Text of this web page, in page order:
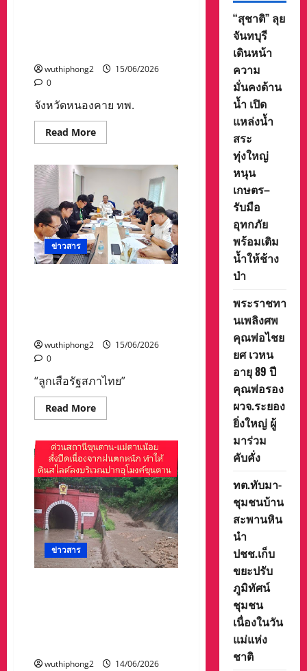
wuthiphong2
15/06/2026
0
จังหวัดหนองคาย ทพ.
Read MoreRead
more
หนองคาย
าการ
ยึด
ยาบ้า
พยายาม
ลักลอบ
นำ
เข้า
ที่
ข่าวสาร
wuthiphong2
15/06/2026
0
“ลูกเสือรัฐสภาไทย”
Read MoreRead
more
เสือ
รัฐสภา
ไทย”
เดิน
หน้า
เสริม
พลัง
ผู้นำ
สันติสุข
วางแผน
เข้ม
ค่าย
สสสส.
รุ่น
ข่าวสาร
wuthiphong2
14/06/2026
“สุชาติ” ลุย
จันทบุรี
เดินหน้า
ความ
มั่นคงด้าน
น้ำ เปิด
แหล่งน้ำ
สระ
ทุ่งใหญ่
หนุน
เกษตร–
รับมือ
อุทกภัย
พร้อมเติม
น้ำให้ช้าง
ป่า
พระราชทา
นเพลิงศพ
คุณพ่อไชย
ยศ เวหน
อายุ 89 ปี
คุณพ่อรอง
ผวจ.ระยอง
ยิ่งใหญ่ ผู้
มาร่วม
คับคั่ง
ทต.ทับมา-
ชุมชนบ้าน
สะพานหิน
นำ
ปชช.เก็บ
ขยะปรับ
ภูมิทัศน์
ชุมชน
เนื่องในวัน
แม่แห่ง
ชาติ